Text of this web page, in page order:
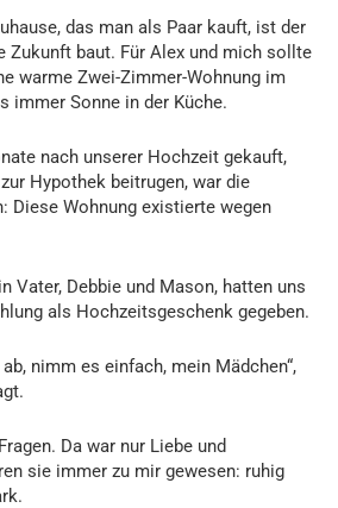
das man als Paar kauft, ist der
Zukunft baut. Für Alex und mich sollte
warme Zwei-Zimmer-Wohnung im
immer Sonne in der Küche.
nach unserer Hochzeit gekauft,
Hypothek beitrugen, war die
Diese Wohnung existierte wegen
Vater, Debbie und Mason, hatten uns
als Hochzeitsgeschenk gegeben.
nimm es einfach, mein Mädchen“,
Da war nur Liebe und
sie immer zu mir gewesen: ruhig